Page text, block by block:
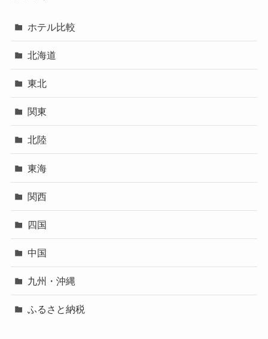
ホテル比較
北海道
東北
関東
北陸
東海
関西
四国
中国
九州・沖縄
ふるさと納税